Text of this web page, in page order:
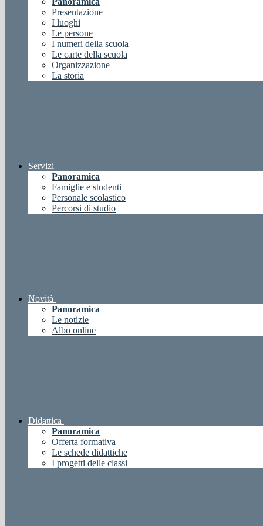
Presentazione
I luoghi
Le persone
I numeri della scuola
Le carte della scuola
Organizzazione
La storia
Servizi
Panoramica
Famiglie e studenti
Personale scolastico
Percorsi di studio
Novità
Panoramica
Le notizie
Albo online
Didattica
Panoramica
Offerta formativa
Le schede didattiche
I progetti delle classi